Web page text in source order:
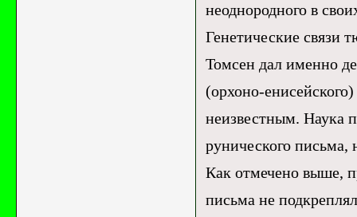
неоднородного в
Генетические связи
Томсен дал именно
(орхоно-
неизвестным. Наука
рунического письма,
Как отмечено выше,
письма не